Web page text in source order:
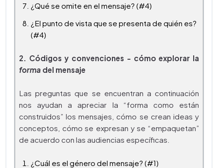
¿Qué se omite en el mensaje? (#4)
¿El punto de vista que se presenta de quién es?
(#4)
2. Códigos y convenciones - cómo explorar la
forma del mensaje
Las preguntas que se encuentran a continuación
nos ayudan a apreciar la “forma como están
construidos” los mensajes, cómo se crean ideas y
conceptos, cómo se expresan y se “empaquetan”
de acuerdo con las audiencias específicas.
¿Cuál es el género del mensaje? (#1)